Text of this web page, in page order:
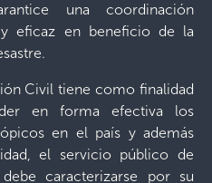
una coordinación
eficaz en beneficio de la
Civil tiene como finalidad
en forma efectiva los
en el país y además
el servicio público de
caracterizarse por su